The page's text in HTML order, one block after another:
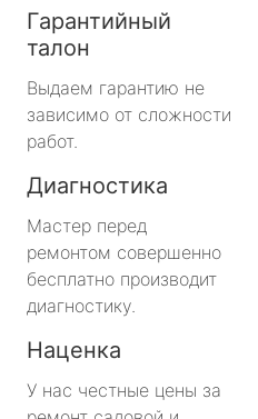
Гарантийный
талон
Выдаем гарантию не
зависимо от сложности
работ.
Диагностика
Мастер перед
ремонтом совершенно
бесплатно производит
диагностику.
Наценка
У нас честные цены за